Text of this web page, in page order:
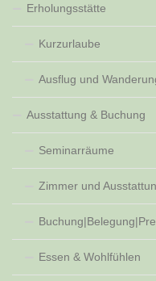
Erholungsstätte
Kurzurlaube
Ausflug und
Ausstattung & Buchung
Seminarräume
Zimmer und
Essen & Wohlfühlen